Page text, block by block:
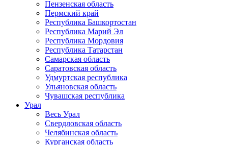
Пензенская область
Пермский край
Республика Башкортостан
Республика Марий Эл
Республика Мордовия
Республика Татарстан
Самарская область
Саратовская область
Удмуртская республика
Ульяновская область
Чувашская республика
Урал
Весь Урал
Свердловская область
Челябинская область
Курганская область